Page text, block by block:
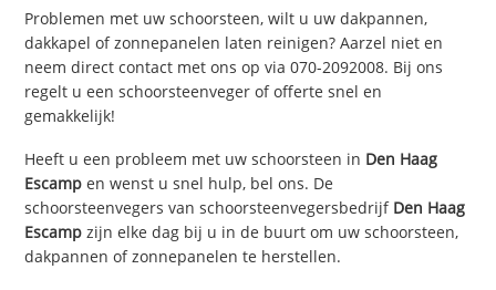
Problemen met uw schoorsteen, wilt u uw dakpannen,
dakkapel of zonnepanelen laten reinigen? Aarzel niet en
neem direct contact met ons op via 070-2092008. Bij ons
regelt u een schoorsteenveger of offerte snel en
gemakkelijk!
Heeft u een probleem met uw schoorsteen in Den Haag
Escamp en wenst u snel hulp, bel ons. De
schoorsteenvegers van schoorsteenvegersbedrijf Den Haag
Escamp zijn elke dag bij u in de buurt om uw schoorsteen,
dakpannen of zonnepanelen te herstellen.